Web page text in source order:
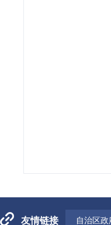
友情链接 自治区政